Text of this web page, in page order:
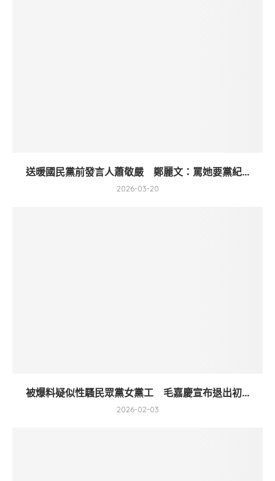
送暖國民黨前發言人蕭敬嚴 鄭麗文：罵她要黨紀...
2026-03-20
被爆料疑似性騷民眾黨女黨工 毛嘉慶宣布退出初...
2026-02-03